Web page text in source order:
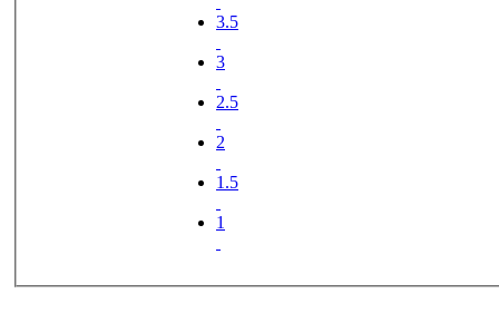
3.5
3
2.5
2
1.5
1